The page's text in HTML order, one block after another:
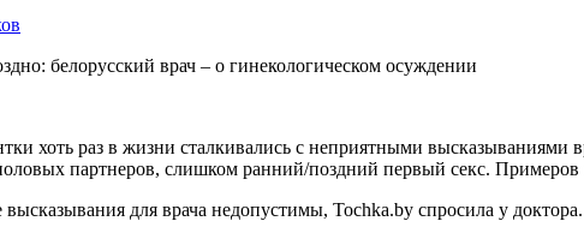
хоть раз в жизни сталкивались с неприятными
партнеров, слишком ранний/поздний первый секс. Примеров
для врача недопустимы, Tochka.by спросила у доктора.